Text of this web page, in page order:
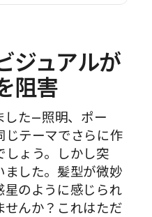
ジュアルが
阻害
した—照明、ポー
じテーマでさらに作
しょう。しかし突
ました。髪型が微妙
星のように感じられ
せんか？これはただ